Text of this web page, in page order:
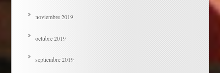
noviembre 2019
octubre 2019
septiembre 2019